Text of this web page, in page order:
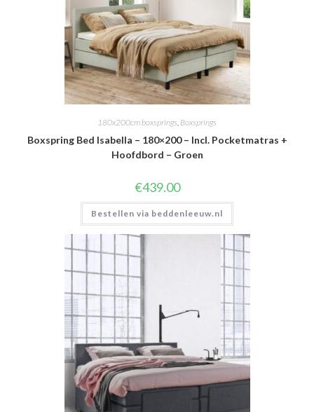
180x200cm boxsprings Boxsprings
Boxspring Bed Isabella – 180×200 – Incl. Pocketmatras +
Hoofdbord – Groen
€439.00
Bestellen via beddenleeuw.nl